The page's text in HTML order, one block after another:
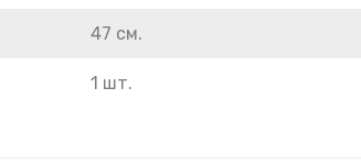
47 см.
1 шт.